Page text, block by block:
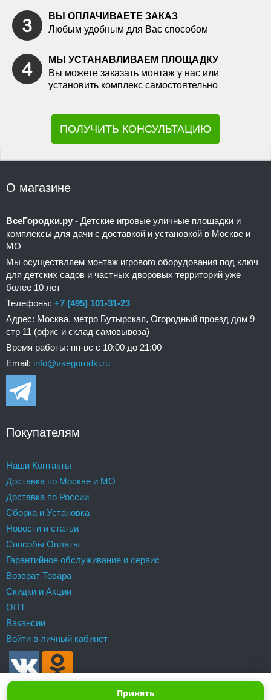
ВЫ ОПЛАЧИВАЕТЕ ЗАКАЗ
Любым удобным для Вас способом
МЫ УСТАНАВЛИВАЕМ ПЛОЩАДКУ
Вы можете заказать монтаж у нас или
установить комплекс самостоятельно
ПОЛУЧИТЬ КОНСУЛЬТАЦИЮ
О магазине
ВсеГородки.ру - Детские игровые уличные площадки и
комплексы для дачи с доставкой и установкой в Москве и
МО
Мы осуществляем монтаж игрового оборудования под ключ
для детских садов и частных дворовых территорий уже
более 10 лет
Телефоны: +7 (495) 101-31-23
Адрес: Москва, метро Бутырская, Огородный проезд дом 9
стр 11 (офис и склад самовывоза)
Время работы: пн-вс с 10:00 до 21:00
Email: info@vsegorodki.ru
Покупателям
Наши Контакты
Доставка по Москве и МО
Доставка по России
Сборка и Установка
Новости и статьи
Способы Оплаты
Гарантийное обслуживание и сервис
Возврат Товара
Скидки и Акции
ОПТ
Вакансии
Войти в личный кабинет
Принять